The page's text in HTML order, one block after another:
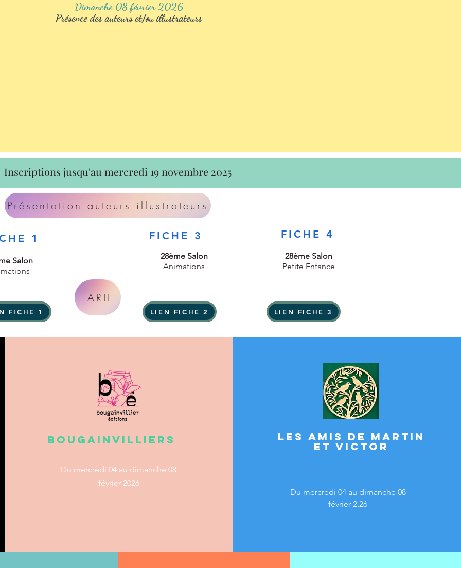
Dimanche 08 février 2026
Présence des auteurs et/ou illustrateurs
Inscriptions jusqu'au mercredi 19 novembre 2025
Présentation auteurs illustrateurs
1
Salon
FICHE 1
TARIF
FICHE 3
28ème Salon
Animations
LIEN FICHE 2
FICHE 4
28ème Salon
Petite Enfance
LIEN FICHE 3
bougainvilliers
Du mercredi 04 au dimanche 08
février 2026
Les amis de martin
et victor
Du mercredi 04 au dimanche 08
février 2.26